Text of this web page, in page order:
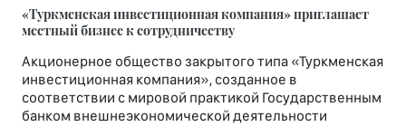
«Туркменская инвестиционная компания» приглашает
местный бизнес к сотрудничеству
Акционерное общество закрытого типа «Туркменская
инвестиционная компания», созданное в
соответствии с мировой практикой Государственным
банком внешнеэкономической деятельности